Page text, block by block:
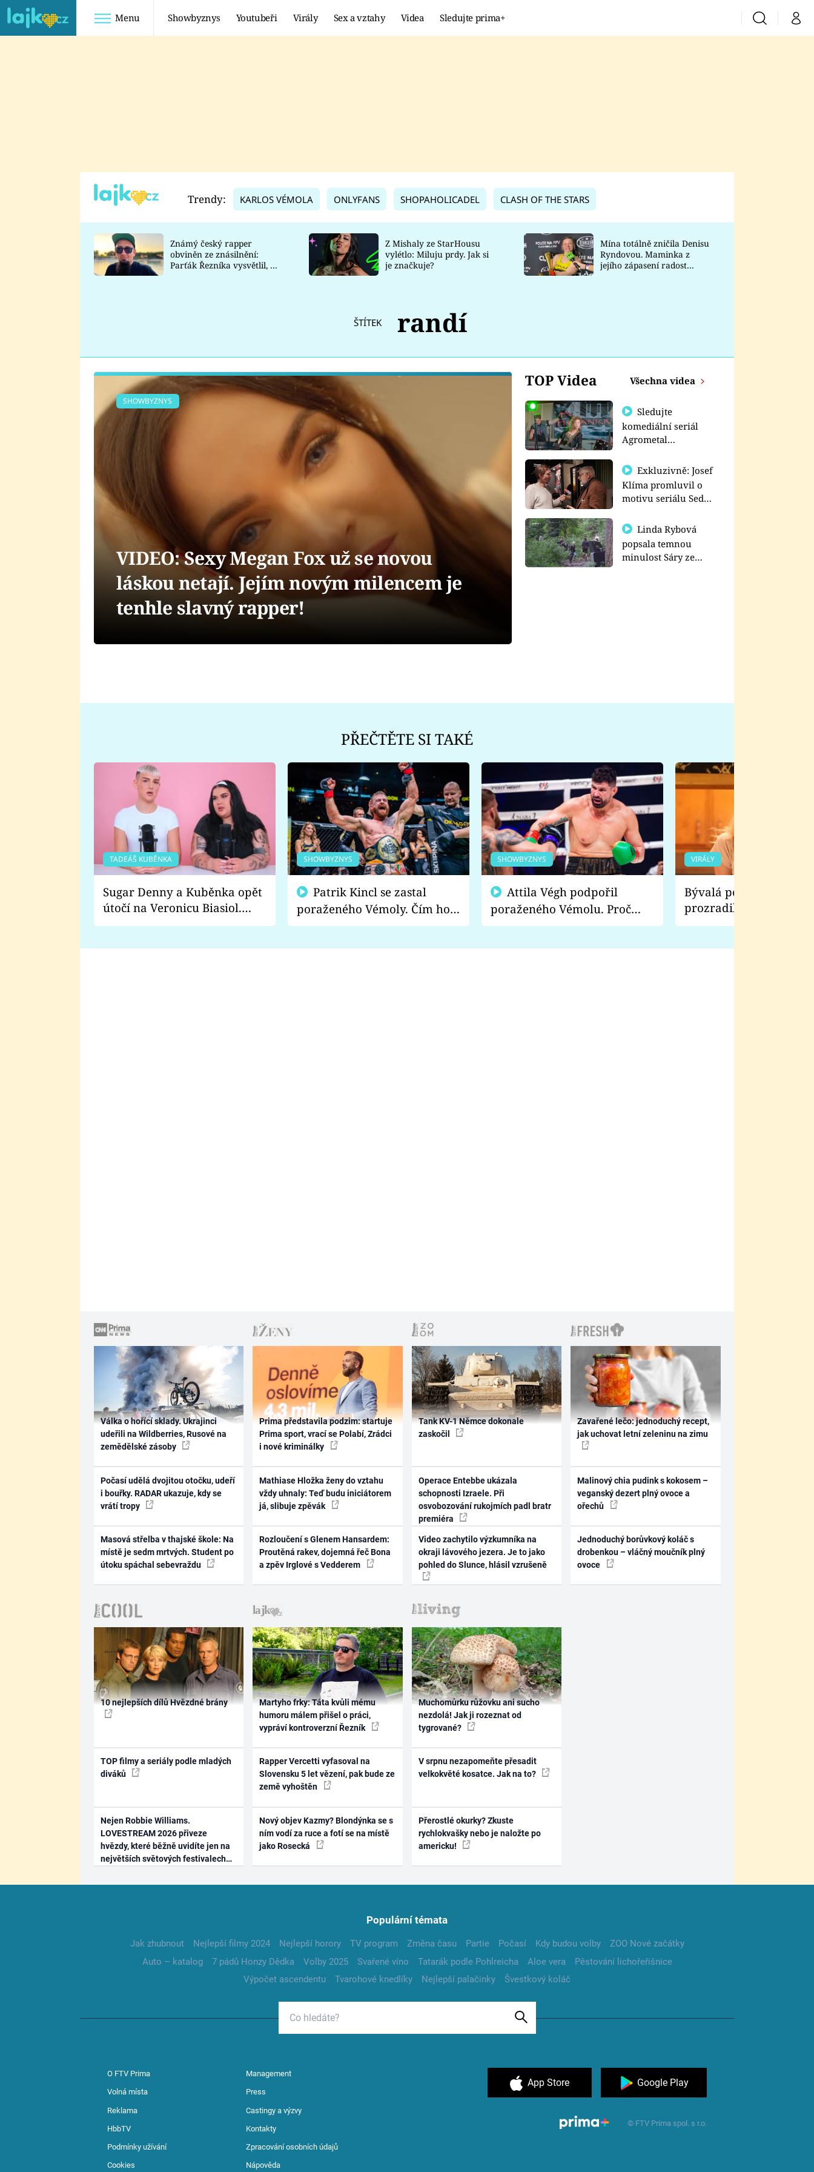
Menu Showbyznys Youtubeři Virály Sex a vztahy Videa Sledujte prima+ VyhledáváníMůj
TADEÁŠ KUBĚNKA
DATEL
Prima Lajk
Sledujte nás
Trendy: KARLOS VÉMOLA ONLYFANS SHOPAHOLICADEL CLASH OF THE STARS
Známý český rapper
obviněn ze znásilnění:
Parťák Řezníka vysvětlil, co
Z Mishaly ze StarHousu
vylétlo: Miluju prdy. Jak si
je značkuje?
Mína totálně zničila Denisu
Ryndovou. Maminka z
jejího zápasení radost
ŠTÍTEK randí
TOP Videa Všechna videa
Sledujte
komediální seriál
Agrometal
prima+
Exkluzivně: Josef
Klíma promluvil o
motivu seriálu Sedm
Linda Rybová
popsala temnou
minulost Sáry ze
SHOWBYZNYS
VIDEO: Sexy Megan Fox už se novou
láskou netají. Jejím novým milencem je
tenhle slavný rapper!
PŘEČTĚTE SI TAKÉ
TADEÁŠ KUBĚNKA
Sugar Denny a Kuběnka opět
útočí na Veronicu Biasiol.
Proč je podle nich falešná a
SHOWBYZNYS
poraženého Vémoly. Čím ho
fanoušci naštvali?
SHOWBYZNYS
poraženého Vémolu. Proč
chce raději zápasit s ním než
VIRÁLY
Bývalá pornoherečka
prozradila, co ji
natáčení Euforie.
Válka o hořící sklady. Ukrajinci
udeřili na Wildberries, Rusové na
zemědělské zásoby
Počasí udělá dvojitou otočku, udeří
i bouřky. RADAR ukazuje, kdy se
vrátí tropy
Masová střelba v thajské škole: Na
místě je sedm mrtvých. Student po
útoku spáchal sebevraždu
Prima představila podzim: startuje
Prima sport, vrací se Polabí, Zrádci
i nové kriminálky
Mathiase Hložka ženy do vztahu
vždy uhnaly: Teď budu iniciátorem
já, slibuje zpěvák
Rozloučení s Glenem Hansardem:
Proutěná rakev, dojemná řeč Bona
a zpěv Irglové s Vedderem
Tank KV-1 Němce dokonale
zaskočil
Operace Entebbe ukázala
schopnosti Izraele. Při
osvobozování rukojmích padl bratr
premiéra
Video zachytilo výzkumníka na
okraji lávového jezera. Je to jako
pohled do Slunce, hlásil vzrušeně
Zavařené lečo: jednoduchý recept,
jak uchovat letní zeleninu na zimu
Malinový chia pudink s kokosem –
veganský dezert plný ovoce a
ořechů
Jednoduchý borůvkový koláč s
drobenkou – vláčný moučník plný
ovoce
10 nejlepších dílů Hvězdné brány
TOP filmy a seriály podle mladých
diváků
Nejen Robbie Williams.
LOVESTREAM 2026 přiveze
hvězdy, které běžně uvidíte jen na
největších světových festivalech
Martyho frky: Táta kvůli mému
humoru málem přišel o práci,
vypráví kontroverzní Řezník
Rapper Vercetti vyfasoval na
Slovensku 5 let vězení, pak bude ze
země vyhoštěn
Nový objev Kazmy? Blondýnka se s
ním vodí za ruce a fotí se na místě
jako Rosecká
Muchomůrku růžovku ani sucho
nezdolá! Jak ji rozeznat od
tygrované?
V srpnu nezapomeňte přesadit
velkokvěté kosatce. Jak na to?
Přerostlé okurky? Zkuste
rychlokvašky nebo je naložte po
americku!
Populární témata
Jak zhubnout Nejlepší filmy 2024 Nejlepší horory TV program Změna času Partie Počasí Kdy budou volby
ZOO Nové začátky
Auto – katalog
7 pádů Honzy Dědka Volby 2025 Svařené víno Tatarák podle Pohlreicha Aloe vera
Pěstování lichořeřišnice
Výpočet ascendentu
Tvarohové knedlíky Nejlepší palačinky Švestkový koláč
O FTV Prima Management
Volná místa Press
Reklama Castingy a výzvy
HbbTV Kontakty
Podmínky užívání Zpracování osobních údajů
Cookies Nápověda
App Store Google Play
© FTV Prima spol. s r.o.